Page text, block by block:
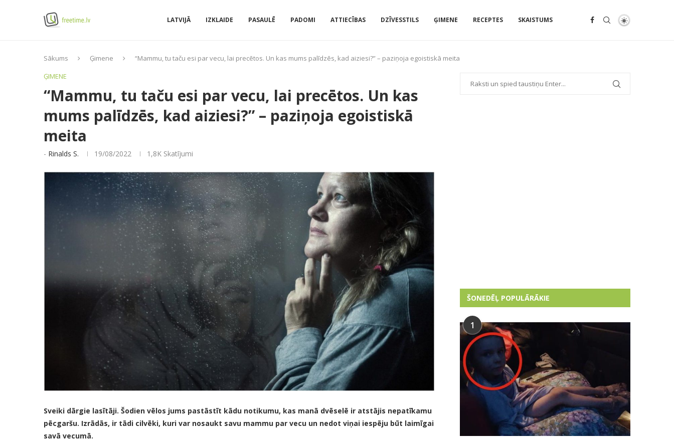
LATVIJĀ IZKLAIDE PASAULĒ PADOMI ATTIECĪBAS DZĪVESSTILS ĢIMENE RECEPTES SKAISTUMS
Sākums Ģimene
“Mammu, tu taču esi par vecu, lai precētos. Un kas mums palīdzēs, kad aiziesi?” – paziņoja egoistiskā meita
ĢIMENE
“Mammu, tu taču esi par vecu, lai precētos. Un kas
mums palīdzēs, kad aiziesi?” – paziņoja egoistiskā
meita
- Rinalds S. 19/08/2022 1,8K Skatījumi
Sveiki dārgie lasītāji. Šodien vēlos jums pastāstīt kādu notikumu, kas manā dvēselē ir atstājis nepatīkamu
pēcgaršu. Izrādās, ir tādi cilvēki, kuri var nosaukt savu mammu par vecu un nedot viņai iespēju būt laimīgai
savā vecumā.
ŠONEDĒĻ POPULĀRĀKIE
1